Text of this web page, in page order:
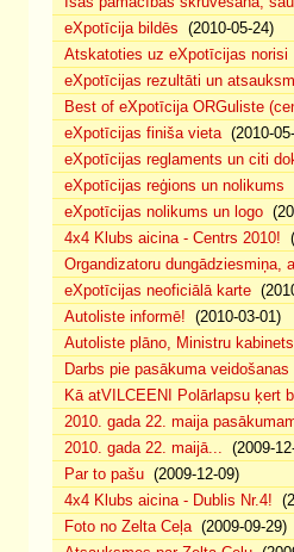
eXpotīcija bildēs (2010-05-24)
Atskatoties uz eXpotīcijas norisi
eXpotīcijas rezultāti un
Best of eXpotīcija ORGuliste
eXpotīcijas finiša vieta(2010-
eXpotīcijas reglaments un citi
eXpotīcijas reģions un nolikums
eXpotīcijas nolikums un logo
4x4 Klubs aicina - Centrs 2010!
Organdizatoru dungādziesmiņa,
eXpotīcijas neoficiālā karte
Autoliste informē! (2010-03-01)
Autoliste plāno, Ministru
Darbs pie pasākuma
Kā atVILCEENI Polārlapsu ķert
2010. gada 22. maija
2010. gada 22. maijā... (2009-
Par to pašu (2009-12-09)
4x4 Klubs aicina - Dublis Nr.4!
Foto no Zelta Ceļa(2009-09-29)